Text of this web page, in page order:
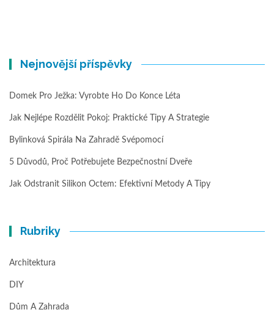
Nejnovější příspěvky
Domek Pro Ježka: Vyrobte Ho Do Konce Léta
Jak Nejlépe Rozdělit Pokoj: Praktické Tipy A Strategie
Bylinková Spirála Na Zahradě Svépomocí
5 Důvodů, Proč Potřebujete Bezpečnostní Dveře
Jak Odstranit Silikon Octem: Efektivní Metody A Tipy
Rubriky
Architektura
DIY
Dům A Zahrada